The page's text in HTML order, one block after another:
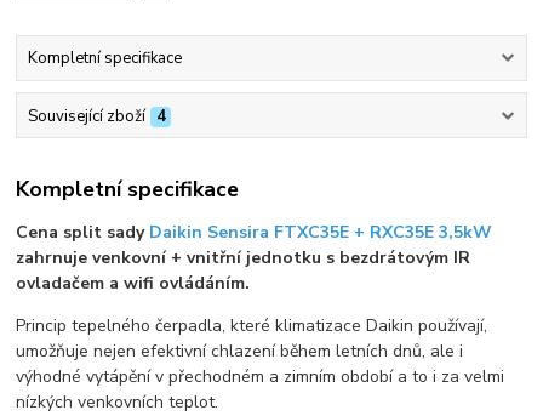
Kompletní specifikace
Související zboží 4
Kompletní specifikace
Cena split sady Daikin Sensira FTXC35E + RXC35E 3,5kW
zahrnuje venkovní + vnitřní jednotku s bezdrátovým IR
ovladačem a wifi ovládáním.
Princip tepelného čerpadla, které klimatizace Daikin používají,
umožňuje nejen efektivní chlazení během letních dnů, ale i
výhodné vytápění v přechodném a zimním období a to i za velmi
nízkých venkovních teplot.